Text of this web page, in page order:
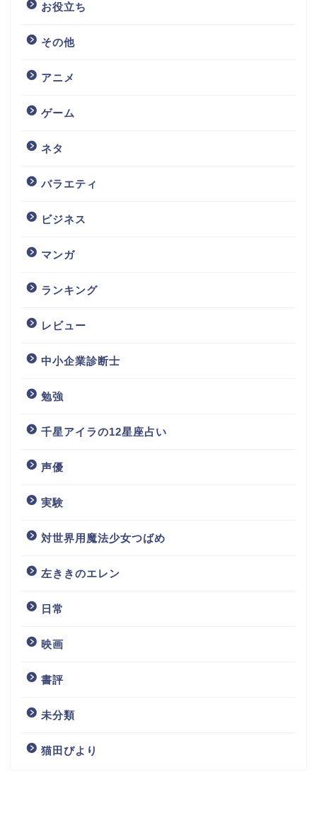
お役立ち
その他
アニメ
ゲーム
ネタ
バラエティ
ビジネス
マンガ
ランキング
レビュー
中小企業診断士
勉強
千星アイラの12星座占い
声優
実験
対世界用魔法少女つばめ
左ききのエレン
日常
映画
書評
未分類
猫田びより